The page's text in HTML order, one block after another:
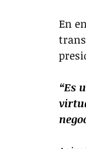
En
“Es